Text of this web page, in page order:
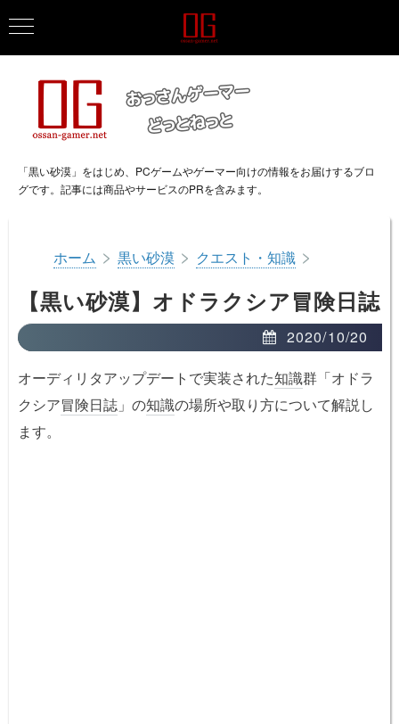
「黒い砂漠」をはじめ、PCゲームやゲーマー向けの情報をお届けするブロ
グです。記事には商品やサービスのPRを含みます。
ホーム > 黒い砂漠 > クエスト・知識 >
【黒い砂漠】オドラクシア冒険日誌
2020/10/20
オーディリタアップデートで実装された知識群「オドラ
クシア冒険日誌 」の知識の場所や取り方について解説し
ます。